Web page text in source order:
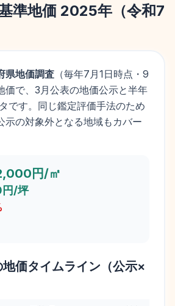
準地価 2025年（令和7
県地価調査 （毎年7月1日時点・9
価で、3月公表の地価公示と半年
です。同じ鑑定評価手法のため
示の対象外となる地域もカバー
円/㎡
/坪
価タイムライン（公示×